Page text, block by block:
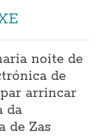
noite de
de
arrincar
da
de Zas